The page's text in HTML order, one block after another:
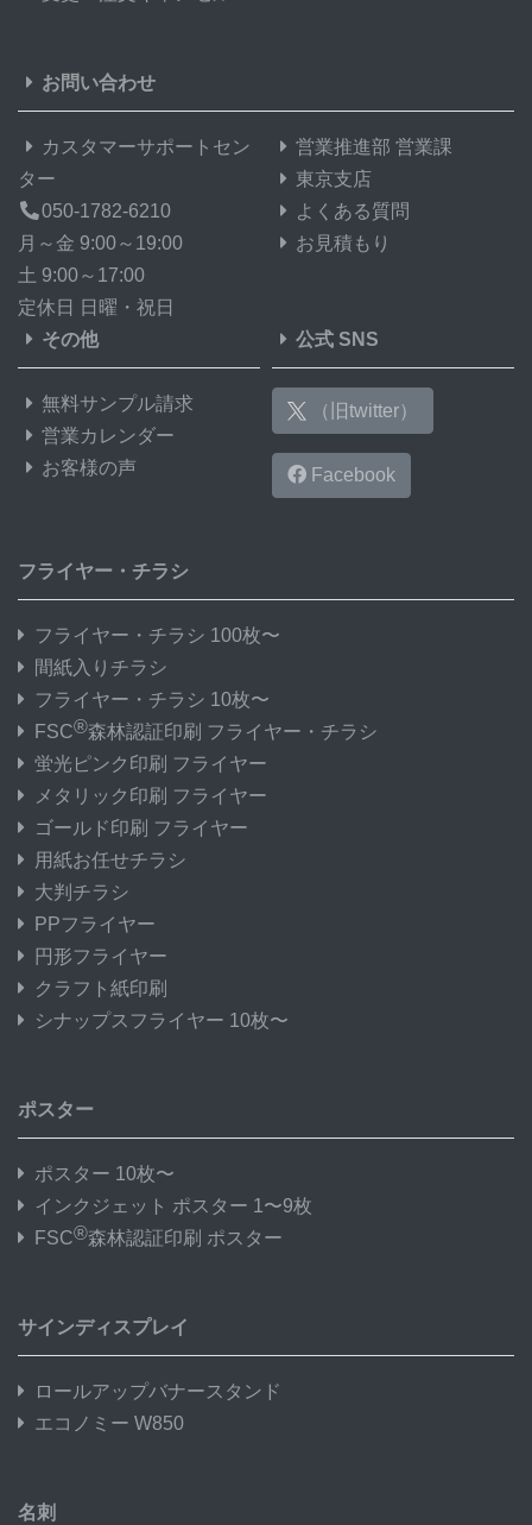
お問い合わせ
カスタマーサポートセン
ター
050-1782-6210
月～金 9:00～19:00
土 9:00～17:00
定休日 日曜・祝日
営業推進部 営業課
東京支店
よくある質問
お見積もり
その他
無料サンプル請求
営業カレンダー
お客様の声
公式 SNS
（旧twitter）
Facebook
フライヤー・チラシ
フライヤー・チラシ 100枚〜
間紙入りチラシ
フライヤー・チラシ 10枚〜
FSC®森林認証印刷 フライヤー・チラシ
蛍光ピンク印刷 フライヤー
メタリック印刷 フライヤー
ゴールド印刷 フライヤー
用紙お任せチラシ
大判チラシ
PPフライヤー
円形フライヤー
クラフト紙印刷
シナップスフライヤー 10枚〜
ポスター
ポスター 10枚〜
インクジェット ポスター 1〜9枚
FSC®森林認証印刷 ポスター
サインディスプレイ
ロールアップバナースタンド
エコノミー W850
名刺